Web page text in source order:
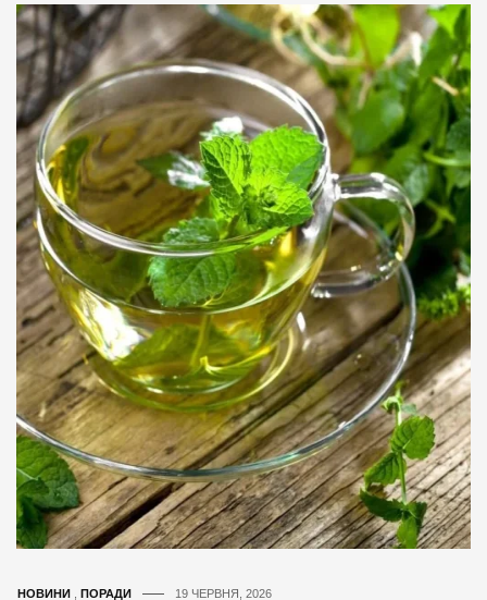
НОВИНИ ПОРАДИ 19 ЧЕРВНЯ, 2026